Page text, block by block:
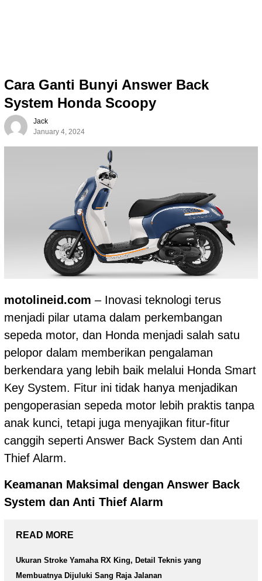
Cara Ganti Bunyi Answer Back
System Honda Scoopy
Jack
January 4, 2024
motolineid.com – Inovasi teknologi terus
menjadi pilar utama dalam perkembangan
sepeda motor, dan Honda menjadi salah satu
pelopor dalam memberikan pengalaman
berkendara yang lebih baik melalui Honda Smart
Key System. Fitur ini tidak hanya menjadikan
pengoperasian sepeda motor lebih praktis tanpa
anak kunci, tetapi juga menyajikan fitur-fitur
canggih seperti Answer Back System dan Anti
Thief Alarm.
Keamanan Maksimal dengan Answer Back
System dan Anti Thief Alarm
READ MORE
Ukuran Stroke Yamaha RX King, Detail Teknis yang
Membuatnya Dijuluki Sang Raja Jalanan